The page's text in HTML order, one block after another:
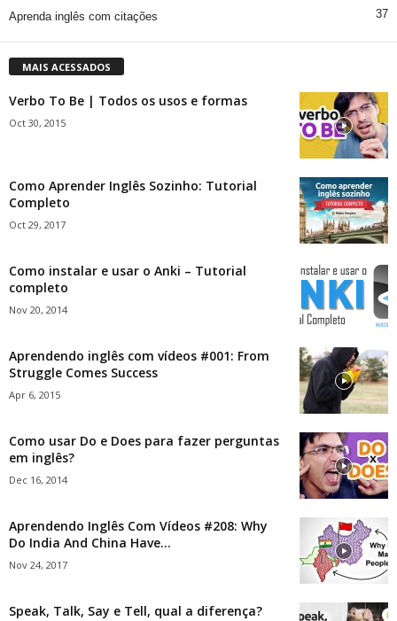
Aprenda inglês com citações 37
MAIS ACESSADOS
Verbo To Be | Todos os usos e formas
Oct 30, 2015
Como Aprender Inglês Sozinho: Tutorial
Completo
Oct 29, 2017
Como instalar e usar o Anki – Tutorial
completo
Nov 20, 2014
Aprendendo inglês com vídeos #001: From
Struggle Comes Success
Apr 6, 2015
Como usar Do e Does para fazer perguntas
em inglês?
Dec 16, 2014
Aprendendo Inglês Com Vídeos #208: Why
Do India And China Have...
Nov 24, 2017
Speak, Talk, Say e Tell, qual a diferença?